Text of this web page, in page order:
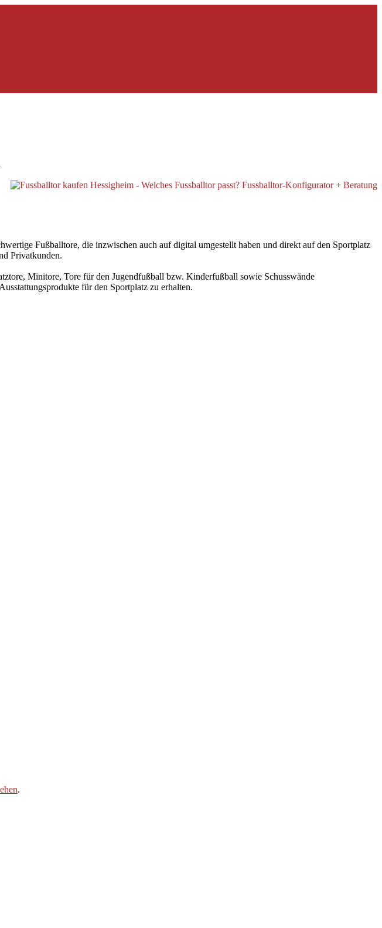
Fußballtore, die inzwischen auch auf digital umgestellt haben und direkt auf den Sportplatz
Privatkunden.
Minitore, Tore für den Jugendfußball bzw. Kinderfußball sowie Schusswände
für den Sportplatz zu erhalten.
.